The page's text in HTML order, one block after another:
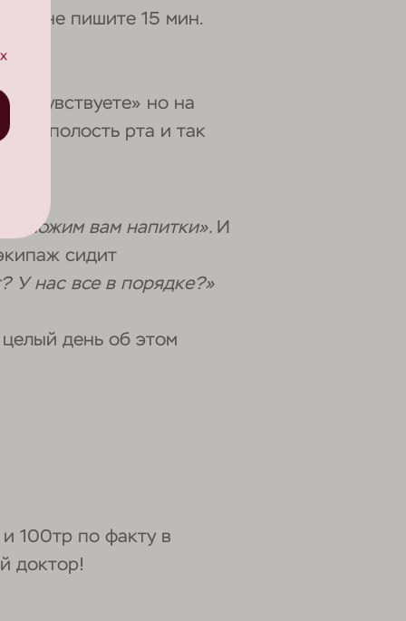
не пишите 15 мин.
почувствуете» но на
в полость рта и так
вам напитки». И
сидит
У нас все в порядке?»
день об этом
100тр по факту в
доктор!